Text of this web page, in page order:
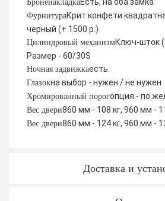
Броненакладка
ФурнитураКрит конфети
черный (+ 1500 р.)
Цилиндровый механизмКлюч-шток
Размер - 60/30S
Ночная задвижкаесть
Глазокна выбор - нужен / не нужен
Хромированный порогопция - по
Вес двери860 мм - 108 кг, 960 мм -
Вес двери860 мм - 124 кг, 960 мм -
Доставка и